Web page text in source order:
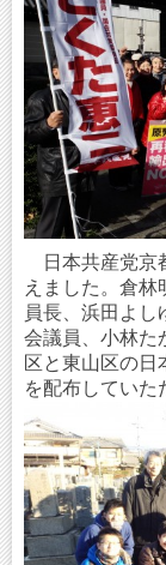
日本共産党
えました。倉
員長、浜田よ
会議員、小林た
区と東山区の日
を配布していた